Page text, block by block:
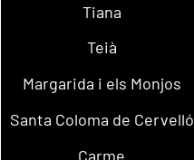
Tiana
Teià
Margarida i els Monjos
Santa Coloma de Cervelló
Carme